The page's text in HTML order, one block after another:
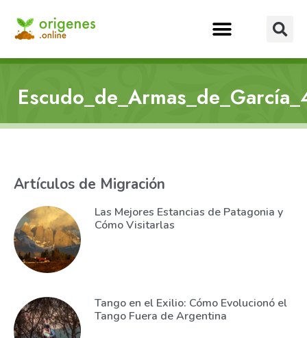
Artículos de Migración
Las Mejores Estancias de Patagonia y
Cómo Visitarlas
Tango en el Exilio: Cómo Evolucionó el
Tango Fuera de Argentina